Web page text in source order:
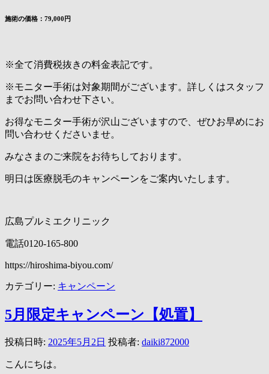
施術の価格：79,000円
※全て消費税抜きの料金表記です。
※モニター手術は対象期間がございます。詳しくはスタッフ
までお問い合わせ下さい。
お得なモニター手術が沢山ございますので、ぜひお早めにお
問い合わせくださいませ。
みなさまのご来院をお待ちしております。
明日は医療脱毛のキャンペーンをご案内いたします。
広島プルミエクリニック
電話0120-165-800
https://hiroshima-biyou.com/
カテゴリー: キャンペーン
5月限定キャンペーン【処置】
投稿日時: 2025年5月2日 投稿者: daiki872000
こんにちは。